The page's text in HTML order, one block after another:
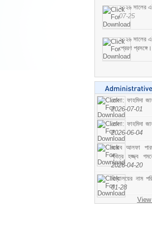
২০২৬ সালের
07-25
২০২৬ সালের
প্রেরণ প্রসঙ্গে।
মোসা: ফাহমিদা
2026-07-01
মোসা: ফাহমিদা
2026-06-04
জনাব আলফা
পবিত্র হজ্জ্ব
2026-04-20
বিদ্যালয়ের নাম
01-28